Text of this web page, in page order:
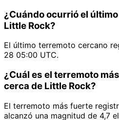
¿Cuándo ocurrió el
Little Rock?
El último terremoto cercano
28 05:00 UTC.
¿Cuál es el terremoto
cerca de Little Rock?
El terremoto más fuerte
alcanzó una magnitud de 4,7